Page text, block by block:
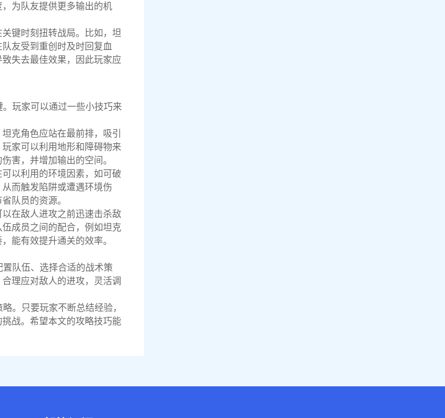
为队友提供更多输出的机
键时刻扭转战局。比如，坦
友受到重创时及时回复血
失去最佳效果，因此玩家应
玩家可以通过一些小技巧来
克角色应站在最前排，吸引
家可以利用地形和障碍物来
害，并增加输出的空间。
以利用的环境因素，如可破
而触发陷阱或遭遇环境伤
队员的资源。
在敌人进攻之前迅速击杀敌
成员之间的配合，例如坦克
能有效提升通关的效率。
队伍、选择合适的战术策
理应对敌人的进攻，灵活调
。只要玩家不断总结经验，
战。希望本文的攻略技巧能